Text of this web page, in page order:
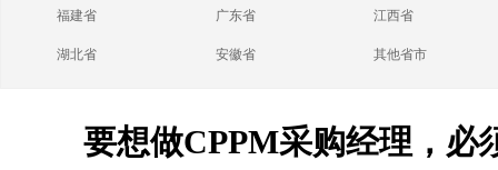
福建省 广东省 江西省
湖北省 安徽省 其他省市
要想做CPPM采购经理，必